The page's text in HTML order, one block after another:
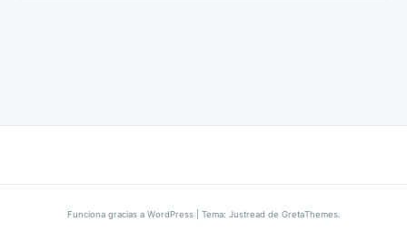
Funciona gracias a WordPress Tema: Justread de GretaThemes.